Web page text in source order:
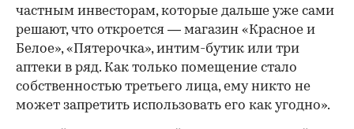
частным инвесторам, которые дальше уже сами
решают, что откроется — магазин «Красное и
Белое», «Пятерочка», интим-бутик или три
аптеки в ряд. Как только помещение стало
собственностью третьего лица, ему никто не
может запретить использовать его как угодно».